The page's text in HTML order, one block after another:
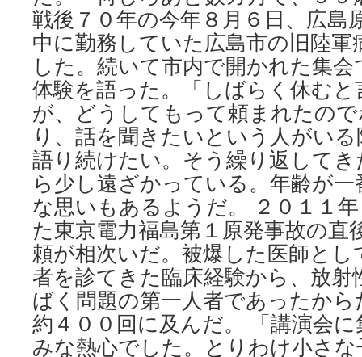
戦後７０年の今年８月６日、広島
中に勤務していた広島市の旧陸軍
した。続いて市内で開かれた集
体験を語った。「しばらく休む
が、どうしてもって頼まれたの
り、話を聞きたいという人がい
語り続けたい。そう繰り返して
ら少し遠ざかっている。年齢が
な思いもあるようだ。 ２０１１
た東京電力福島第１原発事故の直
頼が相次いだ。被爆した医師とし
者を診てきた臨床経験から、放射
ばく問題の第一人者であったか
約４００回に及んだ。 「講演会
みな熱心でした。とりわけ小さ